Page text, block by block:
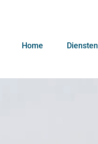
Home Diensten